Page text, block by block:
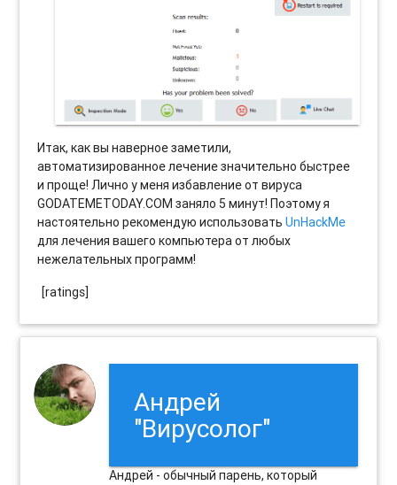
Итак, как вы наверное заметили,
автоматизированное лечение значительно быстрее
и проще! Лично у меня избавление от вируса
GODATEMETODAY.COM заняло 5 минут! Поэтому я
настоятельно рекомендую использоватьUnHackMe
для лечения вашего компьютера от любых
нежелательных программ!
[ratings]
Андрей
"Вирусолог"
Андрей - обычный парень, который